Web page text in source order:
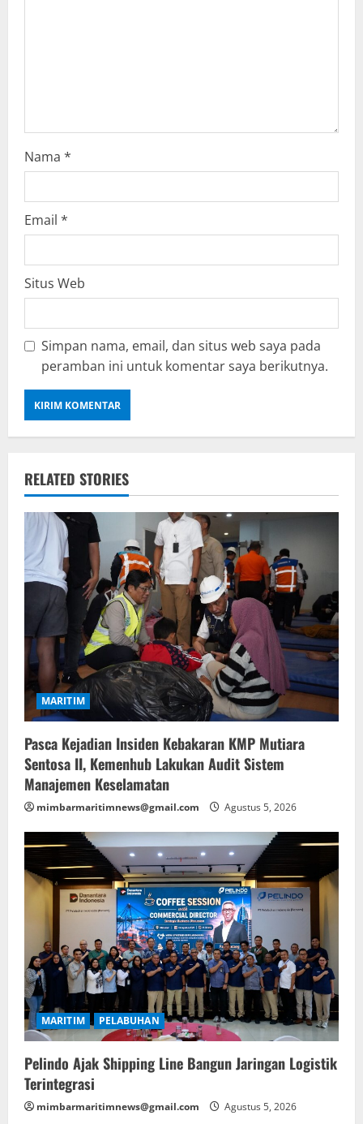
Nama *
Email *
Situs Web
Simpan nama, email, dan situs web saya pada
peramban ini untuk komentar saya berikutnya.
RELATED STORIES
MARITIM
Pasca Kejadian Insiden Kebakaran KMP Mutiara
Sentosa II, Kemenhub Lakukan Audit Sistem
Manajemen Keselamatan
mimbarmaritimnews@gmail.com Agustus 5, 2026
MARITIM PELABUHAN
Pelindo Ajak Shipping Line Bangun Jaringan Logistik
Terintegrasi
mimbarmaritimnews@gmail.com Agustus 5, 2026